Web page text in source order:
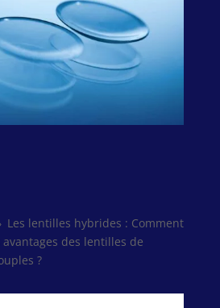
Les lentilles hybrides : Comment
des lentilles de
?